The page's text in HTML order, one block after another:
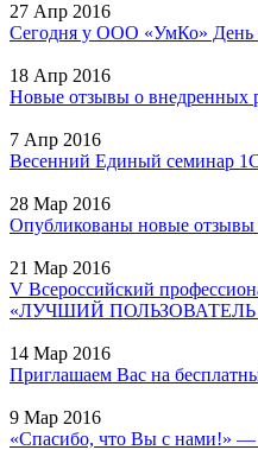
27 Апр 2016
Сегодня у ООО «УмКо» День
18 Апр 2016
Новые отзывы о внедренных
7 Апр 2016
Весенний Единый семинар 1С
28 Мар 2016
Опубликованы новые
21 Мар 2016
V Всероссийский
«ЛУЧШИЙ
14 Мар 2016
Приглашаем Вас на
9 Мар 2016
«Спасибо, что Вы с нами!» —